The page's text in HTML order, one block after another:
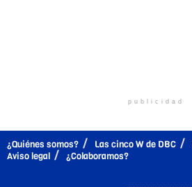
publicidad
¿Quiénes somos? Las cinco W de DBC
Aviso legal
¿Colaboramos?